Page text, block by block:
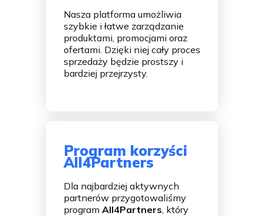
Nasza platforma umożliwia
szybkie i łatwe zarządzanie
produktami, promocjami oraz
ofertami. Dzięki niej cały proces
sprzedaży będzie prostszy i
bardziej przejrzysty.
Program korzyści
All4Partners
Dla najbardziej aktywnych
partnerów przygotowaliśmy
program All4Partners, który